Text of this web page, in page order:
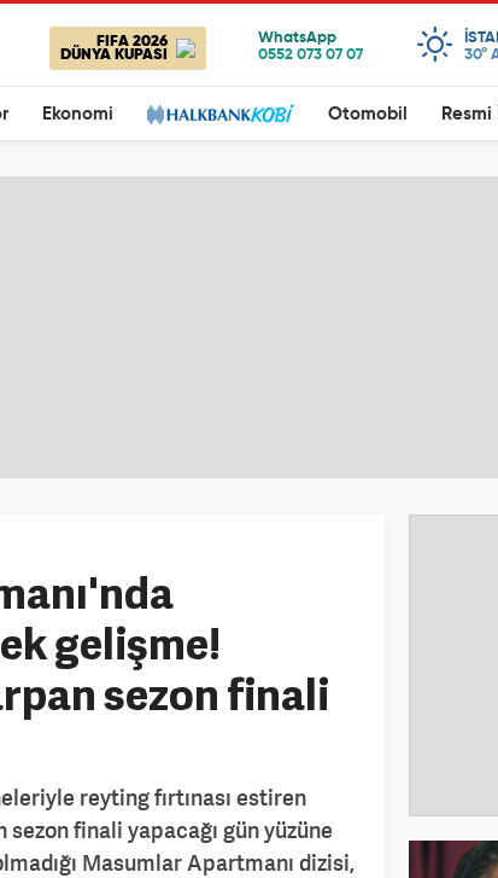
FIFA 2026
DÜNYA KUPASI
30°
Ekonomi Otomobil
gelişme!
sezon finali
reyting fırtınası estiren
finali yapacağı gün yüzüne
Masumlar Apartmanı dizisi,